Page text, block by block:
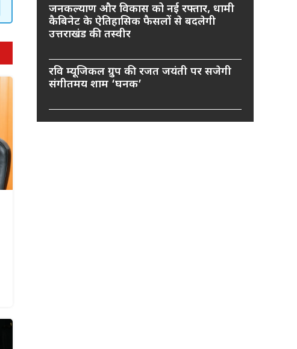
जनकल्याण और विकास को नई रफ्तार, धामी
कैबिनेट के ऐतिहासिक फैसलों से बदलेगी
उत्तराखंड की तस्वीर
रवि म्यूजिकल ग्रुप की रजत जयंती पर सजेगी
संगीतमय शाम ‘घनक’